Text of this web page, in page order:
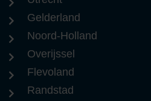
Gelderland
Noord-Holland
Overijssel
Flevoland
Randstad